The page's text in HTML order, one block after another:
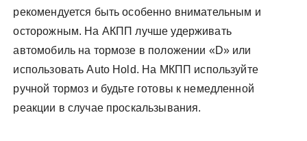
рекомендуется быть особенно внимательным и
осторожным. На АКПП лучше удерживать
автомобиль на тормозе в положении «D» или
использовать Auto Hold. На МКПП используйте
ручной тормоз и будьте готовы к немедленной
реакции в случае проскальзывания.